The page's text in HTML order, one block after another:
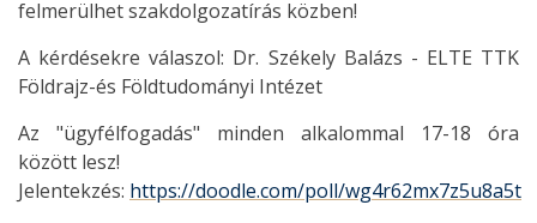
felmerülhet szakdolgozatírás közben!
A kérdésekre válaszol: Dr. Székely Balázs - ELTE TTK
Földrajz-és Földtudományi Intézet
Az "ügyfélfogadás" minden alkalommal 17-18 óra
között lesz!
Jelentekzés: https://doodle.com/poll/wg4r62mx7z5u8a5t